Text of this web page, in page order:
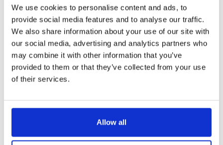
We use cookies to personalise content and ads, to
provide social media features and to analyse our traffic.
We also share information about your use of our site with
our social media, advertising and analytics partners who
may combine it with other information that you’ve
provided to them or that they’ve collected from your use
of their services.
Allow all
Precios de las entradas
CATEGORÍAS
COSTO
HABITUAL DE
CON PRAGUE
VISITOR PASS
599,-